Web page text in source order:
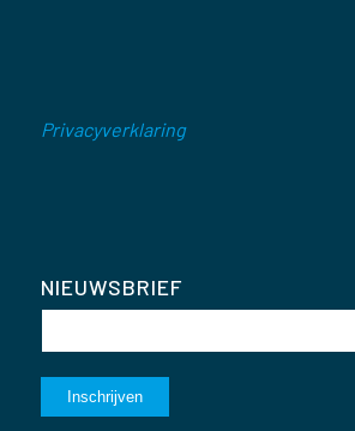
Privacyverklaring
NIEUWSBRIEF